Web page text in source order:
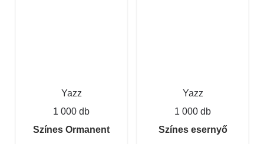
Yazz
1 000 db
Színes Ormanent
Yazz
1 000 db
Színes esernyő